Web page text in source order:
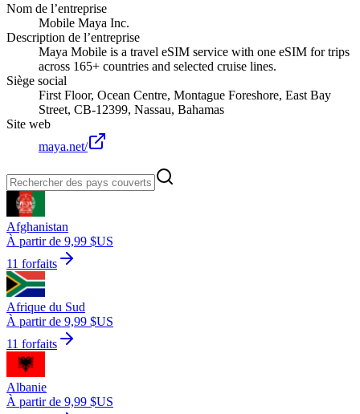
Nom de l’entreprise
Mobile Maya Inc.
Description de l’entreprise
Maya Mobile is a travel eSIM service with one eSIM for trips
across 165+ countries and selected cruise lines.
Siège social
First Floor, Ocean Centre, Montague Foreshore, East Bay
Street, CB-12399, Nassau, Bahamas
Site web
maya.net/
Afghanistan
À partir de 9,99 $US
11 forfaits
Afrique du Sud
À partir de 9,99 $US
11 forfaits
Albanie
À partir de 9,99 $US